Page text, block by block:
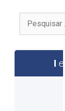
por: